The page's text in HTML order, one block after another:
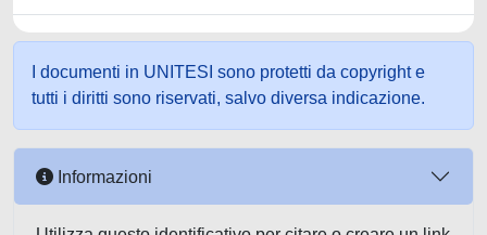
I documenti in UNITESI sono protetti da copyright e
tutti i diritti sono riservati, salvo diversa indicazione.
Informazioni